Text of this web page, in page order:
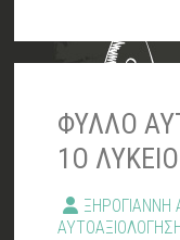
ΦΥΛΛΟ
1Ο
ΞΗΡΟΓΙΑΝΝΗ